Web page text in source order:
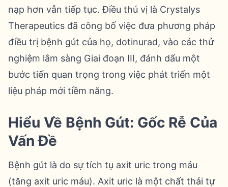
nạp hơn vẫn tiếp tục. Điều thú vị là Crystalys
Therapeutics đã công bố việc đưa phương pháp
điều trị bệnh gút của họ, dotinurad, vào các thử
nghiệm lâm sàng Giai đoạn III, đánh dấu một
bước tiến quan trọng trong việc phát triển một
liệu pháp mới tiềm năng.
Hiểu Về Bệnh Gút: Gốc Rễ Của
Vấn Đề
Bệnh gút là do sự tích tụ axit uric trong máu
(tăng axit uric máu). Axit uric là một chất thải tự